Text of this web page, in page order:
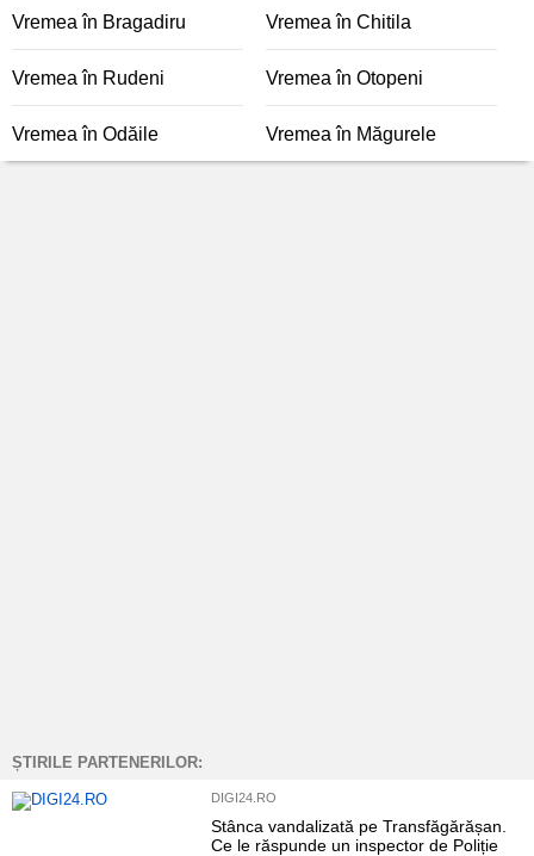
Vremea în Bragadiru Vremea în Chitila
Vremea în Rudeni Vremea în Otopeni
Vremea în Odăile Vremea în Măgurele
ȘTIRILE PARTENERILOR:
DIGI24.RO
Stânca vandalizată pe Transfăgărășan.
Ce le răspunde un inspector de Poliție